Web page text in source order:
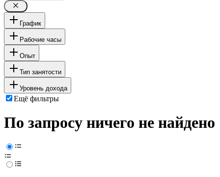
График
Рабочие часы
Опыт
Тип занятости
Уровень дохода
Ещё фильтры
По запросу ничего не найдено